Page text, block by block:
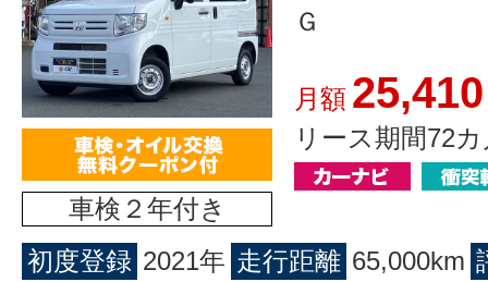
車検２年付き
Ｇ
月額 25,410
リース期間72
初度登録 2021年 走行距離 65,000km